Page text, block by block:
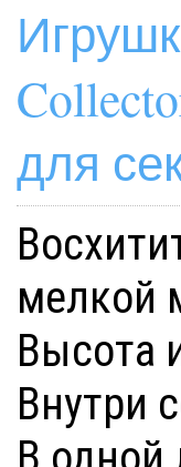
для
мелкой
Высота
Внутри